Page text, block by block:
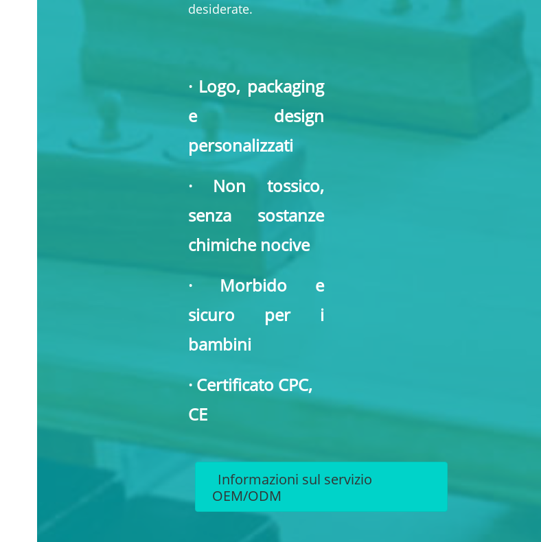
desiderate.
· Logo, packaging
e design
personalizzati
· Non tossico,
senza sostanze
chimiche nocive
· Morbido e
sicuro per i
bambini
· Certificato CPC,
CE
Informazioni sul servizio
OEM/ODM